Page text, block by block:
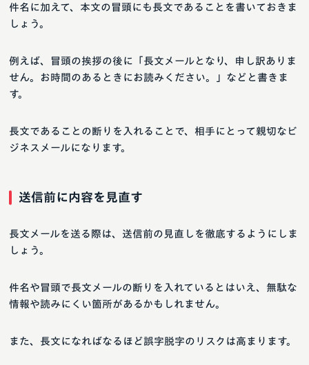
件名に加えて、本文の冒頭にも長文であることを書いておきま
しょう。
例えば、冒頭の挨拶の後に「長文メールとなり、申し訳ありま
せん。お時間のあるときにお読みください。」などと書きま
す。
長文であることの断りを入れることで、相手にとって親切なビ
ジネスメールになります。
送信前に内容を見直す
長文メールを送る際は、送信前の見直しを徹底するようにしま
しょう。
件名や冒頭で長文メールの断りを入れているとはいえ、無駄な
情報や読みにくい箇所があるかもしれません。
また、長文になればなるほど誤字脱字のリスクは高まります。